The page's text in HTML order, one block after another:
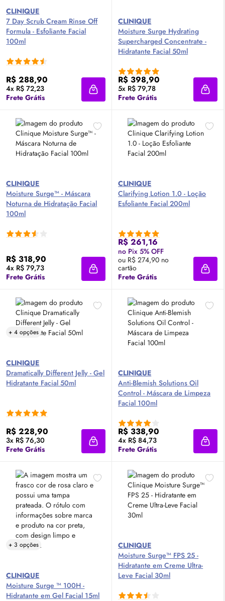
CLINIQUE
7 Day ScrubCream RinseOff
Formula - Esfoliante Facial
100ml
R$ 288,90
4x R$ 72,23
Frete Grátis
Adicionar à sacola
CLINIQUE
Moisture Surge Hydrating
Supercharged Concentrate -
Hidratante Facial 50ml
R$ 398,90
5x R$ 79,78
Frete Grátis
CLINIQUE
Moisture Surge™ - Máscara
Noturna de Hidratação Facial
100ml
R$ 318,90
4x R$ 79,73
Frete Grátis
Adicionar à sacola
CLINIQUE
Clarifying Lotion 1.0 - Loção
Esfoliante Facial 200ml
R$ 261,16
no Pix 5% OFF
ou R$ 274,90 no
cartão
Frete Grátis
+ 4 opções
CLINIQUE
Dramatically Different Jelly - Gel
Hidratante Facial 50ml
R$ 228,90
3x R$ 76,30
Frete Grátis
Adicionar à sacola
CLINIQUE
Anti-Blemish SolutionsOil
Control - Máscara de Limpeza
Facial 100ml
R$ 338,90
4x R$ 84,73
Frete Grátis
+ 3 opções
CLINIQUE
Moisture Surge ™ 100H -
Hidratante em Gel Facial 15ml
CLINIQUE
Moisture Surge™FPS 25 -
Hidratante em Creme Ultra-
Leve Facial 30ml